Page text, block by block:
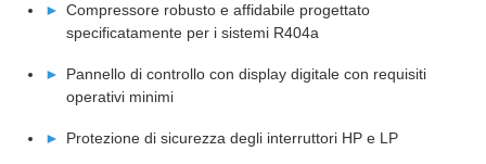
Compressore robusto e affidabile progettato
specificatamente per i sistemi R404a
Pannello di controllo con display digitale con requisiti
operativi minimi
Protezione di sicurezza degli interruttori HP e LP